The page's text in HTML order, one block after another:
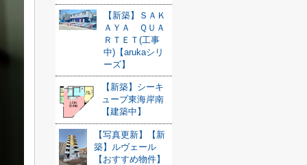
【新築】ＳＡＫ
ＡＹＡ ＱＵＡ
ＲＴＥＴ(工事
中)【arukaシリ
ーズ】
【新築】シーキ
ューブ東海岸南
【建築中】
【写真更新】【新
築】ルヴェール
【おすすめ物件】